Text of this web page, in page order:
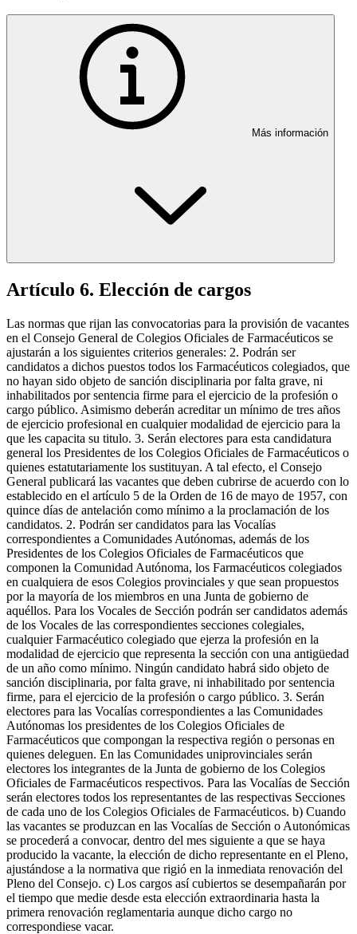
Más información
Artículo 6. Elección de cargos
Las normas que rijan las convocatorias para la provisión de vacantes
en el Consejo General de Colegios Oficiales de Farmacéuticos se
ajustarán a los siguientes criterios generales: 2. Podrán ser
candidatos a dichos puestos todos los Farmacéuticos colegiados, que
no hayan sido objeto de sanción disciplinaria por falta grave, ni
inhabilitados por sentencia firme para el ejercicio de la profesión o
cargo público. Asimismo deberán acreditar un mínimo de tres años
de ejercicio profesional en cualquier modalidad de ejercicio para la
que les capacita su titulo. 3. Serán electores para esta candidatura
general los Presidentes de los Colegios Oficiales de Farmacéuticos o
quienes estatutariamente los sustituyan. A tal efecto, el Consejo
General publicará las vacantes que deben cubrirse de acuerdo con lo
establecido en el artículo 5 de la Orden de 16 de mayo de 1957, con
quince días de antelación como mínimo a la proclamación de los
candidatos. 2. Podrán ser candidatos para las Vocalías
correspondientes a Comunidades Autónomas, además de los
Presidentes de los Colegios Oficiales de Farmacéuticos que
componen la Comunidad Autónoma, los Farmacéuticos colegiados
en cualquiera de esos Colegios provinciales y que sean propuestos
por la mayoría de los miembros en una Junta de gobierno de
aquéllos. Para los Vocales de Sección podrán ser candidatos además
de los Vocales de las correspondientes secciones colegiales,
cualquier Farmacéutico colegiado que ejerza la profesión en la
modalidad de ejercicio que representa la sección con una antigüedad
de un año como mínimo. Ningún candidato habrá sido objeto de
sanción disciplinaria, por falta grave, ni inhabilitado por sentencia
firme, para el ejercicio de la profesión o cargo público. 3. Serán
electores para las Vocalías correspondientes a las Comunidades
Autónomas los presidentes de los Colegios Oficiales de
Farmacéuticos que compongan la respectiva región o personas en
quienes deleguen. En las Comunidades uniprovinciales serán
electores los integrantes de la Junta de gobierno de los Colegios
Oficiales de Farmacéuticos respectivos. Para las Vocalías de Sección
serán electores todos los representantes de las respectivas Secciones
de cada uno de los Colegios Oficiales de Farmacéuticos. b) Cuando
las vacantes se produzcan en las Vocalías de Sección o Autonómicas
se procederá a convocar, dentro del mes siguiente a que se haya
producido la vacante, la elección de dicho representante en el Pleno,
ajustándose a la normativa que rigió en la inmediata renovación del
Pleno del Consejo. c) Los cargos así cubiertos se desempañarán por
el tiempo que medie desde esta elección extraordinaria hasta la
primera renovación reglamentaria aunque dicho cargo no
correspondiese vacar.